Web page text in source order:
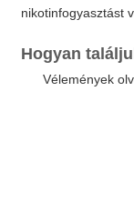
nikotinfogyasztást
Hogyan
Vélemények